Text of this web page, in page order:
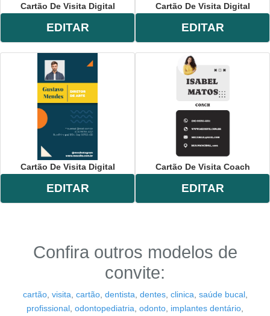
Cartão De Visita Digital
EDITAR
Cartão De Visita Digital
EDITAR
Cartão De Visita Digital
EDITAR
Cartão De Visita Coach
EDITAR
Confira outros modelos de
convite:
cartão, visita cartão, dentista dentes, clinica saúde bucal,
profissional odontopediatria odonto implantes dentário